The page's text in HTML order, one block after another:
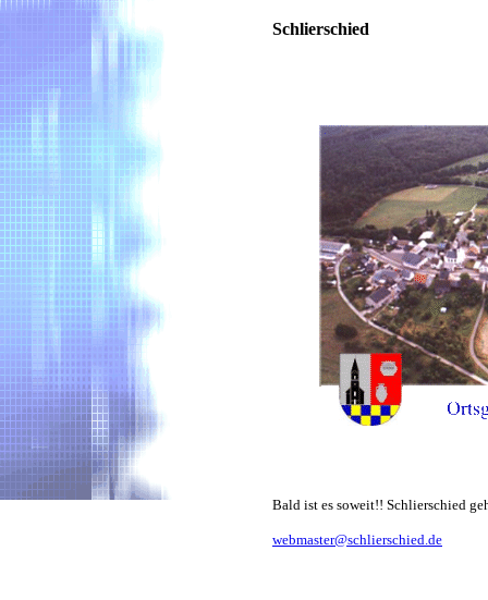
Schlierschied
Bald ist es soweit!! Schlierschied
webmaster@schlierschied.de